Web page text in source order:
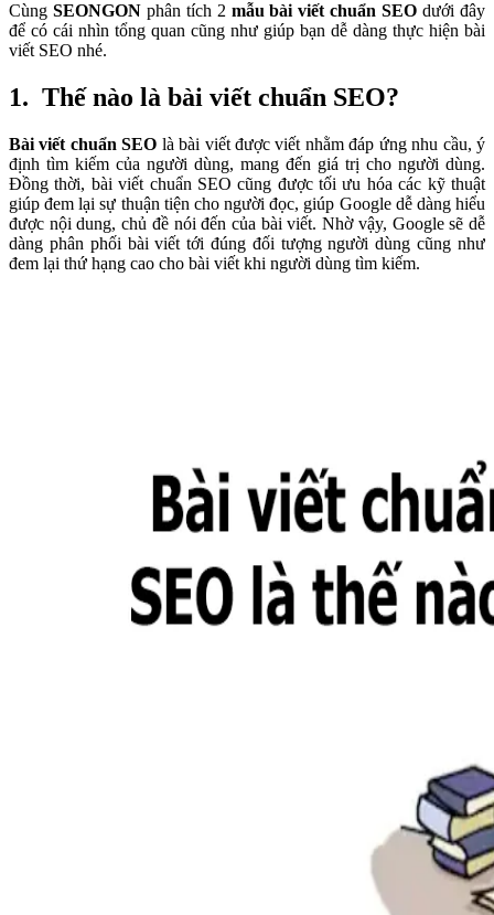
Cùng SEONGONphân tích 2 mẫu bài viết chuẩn SEO dưới đây
để có cái nhìn tổng quan cũng như giúp bạn dễ dàng thực hiện bài
viết SEO nhé.
1. Thế nào là bài viết chuẩn SEO?
Bài viết chuẩn SEO là bài viết được viết nhằm đáp ứng nhu cầu, ý
định tìm kiếm của người dùng, mang đến giá trị cho người dùng.
Đồng thời, bài viết chuẩn SEO cũng được tối ưu hóa các kỹ thuật
giúp đem lại sự thuận tiện cho người đọc, giúp Google dễ dàng hiểu
được nội dung, chủ đề nói đến của bài viết. Nhờ vậy, Google sẽ dễ
dàng phân phối bài viết tới đúng đối tượng người dùng cũng như
đem lại thứ hạng cao cho bài viết khi người dùng tìm kiếm.